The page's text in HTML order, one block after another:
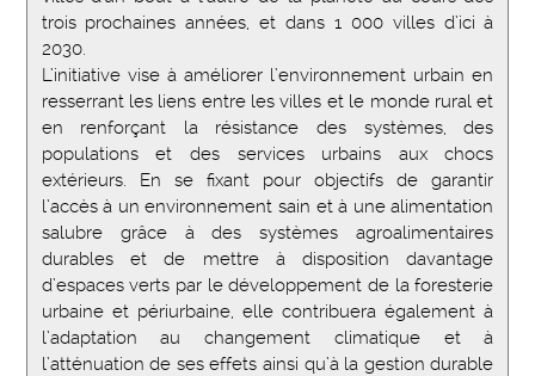
trois prochaines années, et dans 1 000 villes d’ici à
2030.
L’initiative vise à améliorer l’environnement urbain en
resserrant les liens entre les villes et le monde rural et
en renforçant la résistance des systèmes, des
populations et des services urbains aux chocs
extérieurs. En se fixant pour objectifs de garantir
l’accès à un environnement sain et à une alimentation
salubre grâce à des systèmes agroalimentaires
durables et de mettre à disposition davantage
d’espaces verts par le développement de la foresterie
urbaine et périurbaine, elle contribuera également à
l’adaptation au changement climatique et à
l’atténuation de ses effets ainsi qu’à la gestion durable